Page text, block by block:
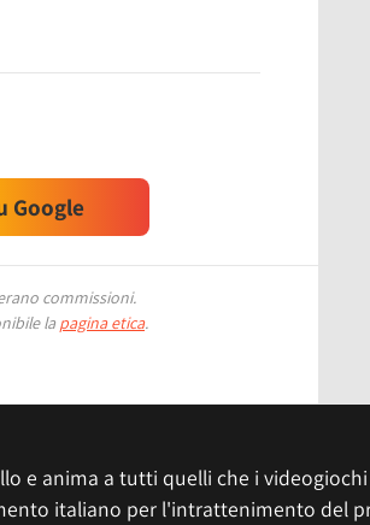
Google
commissioni.
la pagina etica.
e anima a tutti quelli che i
italiano per l'intrattenimento del